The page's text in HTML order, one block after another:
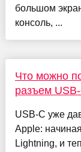
большом
консоль, ...
Что можно
разъем
USB-C уже
Apple:
Lightning, и